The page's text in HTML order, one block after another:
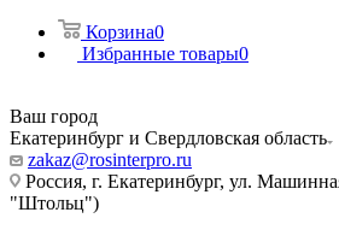
Корзина0
Избранные товары0
Ваш город
Екатеринбург и Свердловская область
zakaz@rosinterpro.ru
Россия, г. Екатеринбург, ул.
"Штольц")